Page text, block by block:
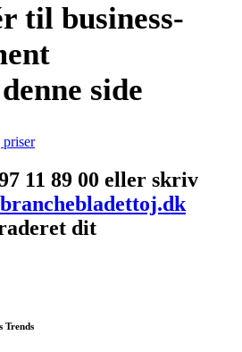
til business-
side
priser
11 89 00 eller skriv
dit
Trends